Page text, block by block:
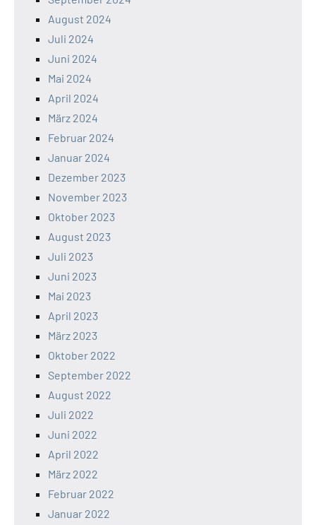
August 2024
Juli 2024
Juni 2024
Mai 2024
April 2024
März 2024
Februar 2024
Januar 2024
Dezember 2023
November 2023
Oktober 2023
August 2023
Juli 2023
Juni 2023
Mai 2023
April 2023
März 2023
Oktober 2022
September 2022
August 2022
Juli 2022
Juni 2022
April 2022
März 2022
Februar 2022
Januar 2022